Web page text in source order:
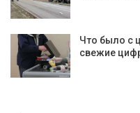
Что было с
свежие